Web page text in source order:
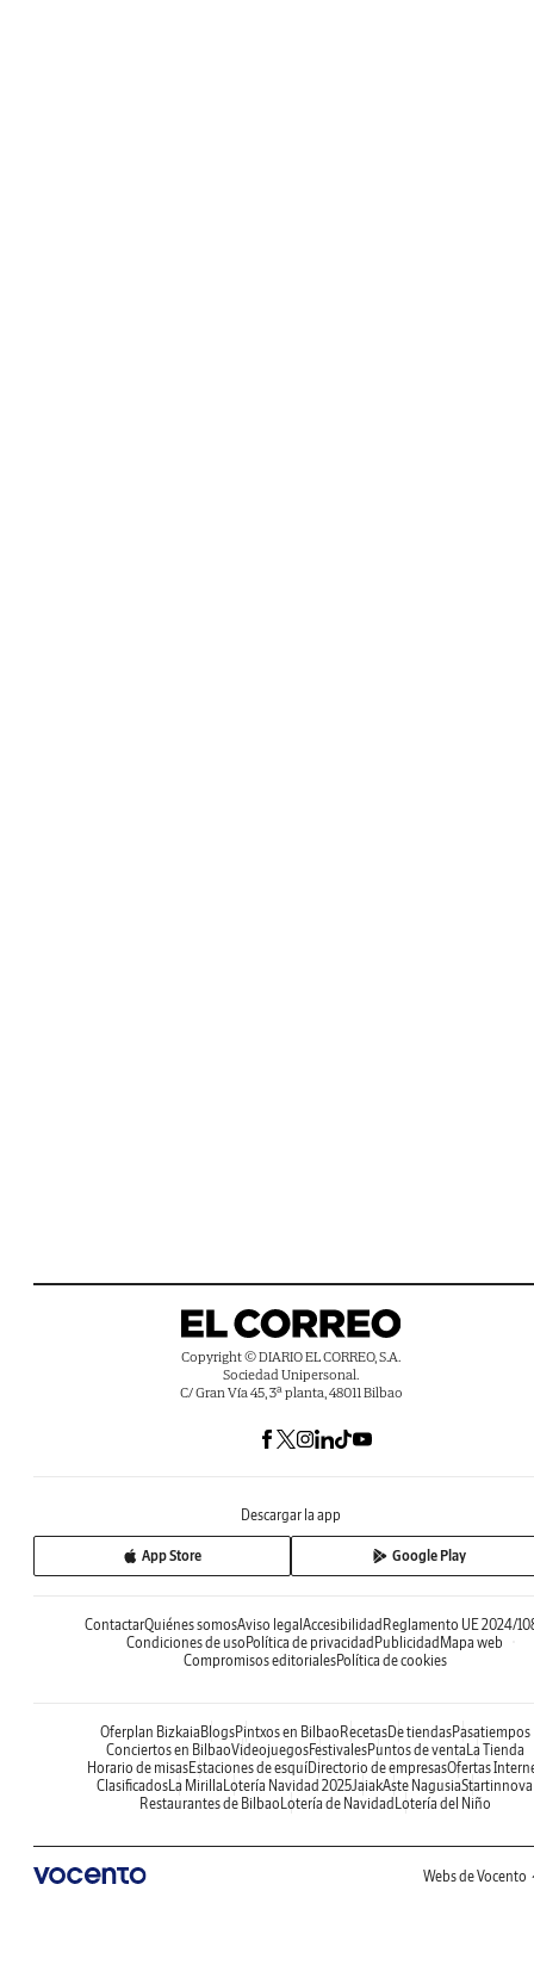
Copyright © DIARIO EL CORREO, S.A.
Sociedad Unipersonal.
C/ Gran Vía 45, 3ª planta, 48011 Bilbao
Descargar la app
App Store Google Play
ContactarQuiénes somosAviso legalAccesibilidadReglamento UE 2024/
Condiciones de usoPolítica de privacidadPublicidadMapa web
Compromisos editorialesPolítica de cookies
Oferplan BizkaiaBlogsPintxos en BilbaoRecetasDe tiendasPasatiempos
Conciertos en BilbaoVideojuegosFestivalesPuntos de ventaLa Tienda
Horario de misasEstaciones de esquíDirectorio de empresasOfertas
ClasificadosLa MirillaLotería Navidad 2025JaiakAste NagusiaStartinnova
Restaurantes de BilbaoLotería de NavidadLotería del Niño
Webs de Vocento